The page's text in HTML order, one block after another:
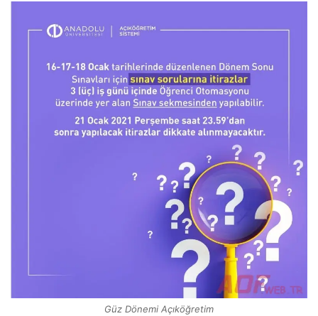
Güz Dönemi Açıköğretim